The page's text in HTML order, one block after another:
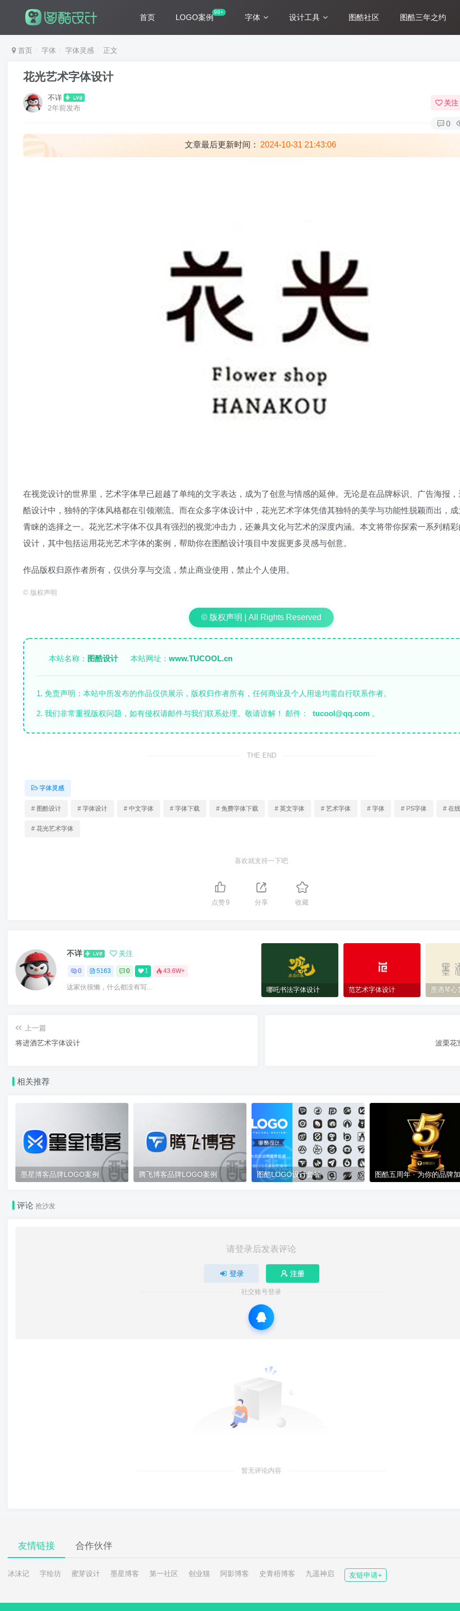
首页 LOGO案例
99+
字体 设计工具 图酷社区 图酷三年之约
首页 字体 字体灵感 正文
花光艺术字体设计
不详
2年前发布
关注
0
文章最后更新时间： 2024-10-31 21:43:06
在视觉设计的世界里，艺术字体早已超越了单纯的文字表达，成为了创意与情感的延伸。无论是在品牌标识、广告海报，
酷设计中，独特的字体风格都在引领潮流。而在众多字体设计中，花光艺术字体凭借其独特的美学与功能性脱颖而出，
青睐的选择之一。花光艺术字体不仅具有强烈的视觉冲击力，还兼具文化与艺术的深度内涵。本文将带你探索一系列精
设计，其中包括运用花光艺术字体的案例，帮助你在图酷设计项目中发掘更多灵感与创意。
作品版权归原作者所有，仅供分享与交流，禁止商业使用，禁止个人使用。
© 版权声明
© 版权声明 | All Rights Reserved
本站名称： 图酷设计 本站网址： www.TUCOOL.cn
1. 免责声明：本站中所发布的作品仅供展示，版权归作者所有，任何商业及个人用途均需自行联系作者。
2. 我们非常重视版权问题，如有侵权请邮件与我们联系处理。敬请谅解！ 邮件： tucool@qq.com 。
THE END
字体灵感
# 图酷设计 # 字体设计 # 中文字体 # 字体下载 # 免费字体下载 # 英文字体 # 艺术字体 # 字体 # PS字体 # 在
# 花光艺术字体
喜欢就支持一下吧
点赞9 分享 收藏
不详 关注
0 5163 0 1 43.6W+
这家伙很懒，什么都没有写... 哪吒书法字体设计 范艺术字体设计 墨洒琴心
上一篇
将进酒艺术字体设计
波栗花
相关推荐
墨星博客品牌LOGO案例 腾飞博客品牌LOGO案例 图酷LOGO设计套餐 图酷五周年 · 为你的品牌
评论抢沙发
请登录后发表评论
登录 注册
社交账号登录
暂无评论内容
友情链接 合作伙伴
冰沫记 字绘坊 蜜芽设计 墨星博客 第一社区 创业猫 阿影博客 史青梧博客 九遥神启 友链申请+